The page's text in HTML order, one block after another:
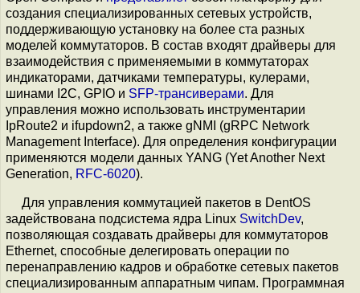
создания специализированных сетевых устройств,
поддерживающую установку на более ста разных
моделей коммутаторов. В состав входят драйверы для
взаимодействия с применяемыми в коммутаторах
индикаторами, датчиками температуры, кулерами,
шинами I2C, GPIO и SFP-трансиверами. Для
управления можно использовать инструментарии
IpRoute2 и ifupdown2, а также gNMI (gRPC Network
Management Interface). Для определения конфигурации
применяются модели данных YANG (Yet Another Next
Generation, RFC-6020).
Для управления коммутацией пакетов в DentOS
задействована подсистема ядра Linux SwitchDev,
позволяющая создавать драйверы для коммутаторов
Ethernet, способные делегировать операции по
перенаправлению кадров и обработке сетевых пакетов
специализированным аппаратным чипам. Программная